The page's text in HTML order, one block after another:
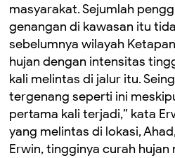
masyarakat. Sejumlah
genangan di kawasan itu
sebelumnya wilayah
hujan dengan intensitas
kali melintas di jalur itu.
tergenang seperti ini
pertama kali terjadi,” kata
yang melintas di lokasi,
Erwin, tingginya curah